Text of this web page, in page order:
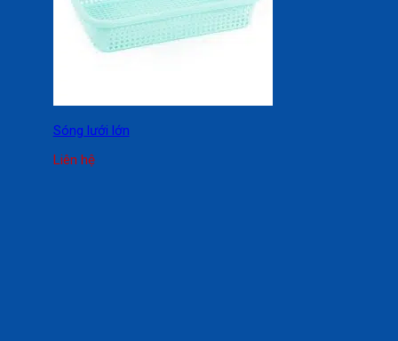
Sóng lưới lớn
Liên hệ